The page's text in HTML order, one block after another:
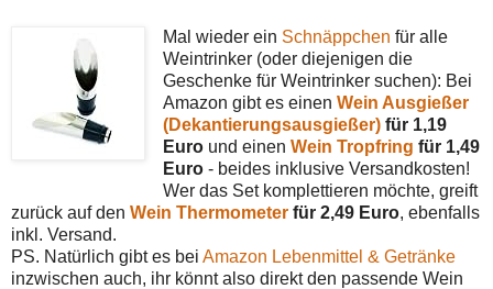
Mal wieder ein Schnäppchen für alle
Weintrinker (oder diejenigen die
Geschenke für Weintrinker suchen): Bei
Amazon gibt es einen Wein Ausgießer
(Dekantierungsausgießer)für 1,19
Euro und einen Wein Tropfring für 1,49
Euro- beides inklusive Versandkosten!
Wer das Set komplettieren möchte, greift
zurück auf den Wein Thermometer für 2,49 Euro, ebenfalls
inkl. Versand.
PS. Natürlich gibt es bei Amazon Lebenmittel & Getränke
inzwischen auch, ihr könnt also direkt den passende Wein